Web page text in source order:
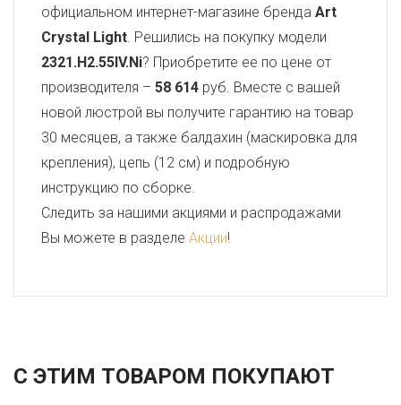
официальном интернет-магазине бренда Art
Crystal Light. Решились на покупку модели
2321.H2.55IV.Ni? Приобретите ее по цене от
производителя – 58 614 руб. Вместе с вашей
новой люстрой вы получите гарантию на товар
30 месяцев, а также балдахин (маскировка для
крепления), цепь (12 см) и подробную
инструкцию по сборке.
Следить за нашими акциями и распродажами
Вы можете в разделе Акции!
С ЭТИМ ТОВАРОМ ПОКУПАЮТ